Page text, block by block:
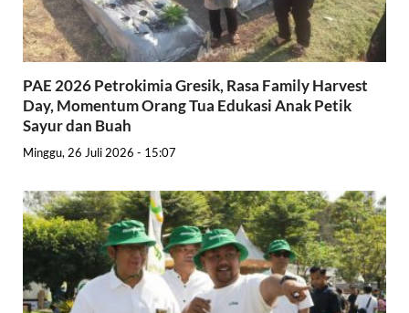
PAE 2026 Petrokimia Gresik, Rasa Family Harvest
Day, Momentum Orang Tua Edukasi Anak Petik
Sayur dan Buah
Minggu, 26 Juli 2026 - 15:07